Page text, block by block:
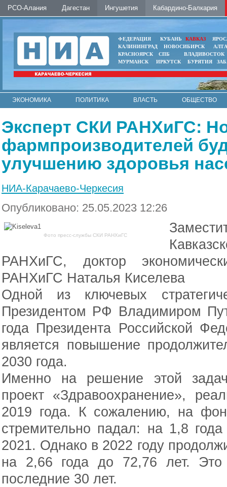
РСО-Алания Дагестан Ингушетия Кабардино-Балкария
ФЕДЕРАЦИЯ КУБАНЬ КАВКАЗ
КАЛИНИНГРАД
НОВОСИБИРСК
КРАСНОЯРСК
СПБ
ВЛАДИВОСТОК
МУРМАНСК
ИРКУТСК БУРЯТИЯ
ЭКОНОМИКА ПОЛИТИКА ВЛАСТЬ
ОБЩЕСТВО
Эксперт СКИ РАНХиГС:
фармпроизводителей
улучшению здоровья
НИА-Карачаево-Черкесия
Опубликовано: 25.05.2023 12:26
Фото пресс-службы СКИ РАНХиГС
РАНХиГС, доктор
РАНХиГС Наталья Киселева
Одной из ключевых
Президентом РФ Владимиром
года Президента Российской
является повышение
2030 года.
Именно на решение этой
проект «Здравоохранение»,
2019 года. К сожалению, на
стремительно падал: на 1,8
2021. Однако в 2022 году
на 2,66 года до 72,76 лет.
последние 30 лет.